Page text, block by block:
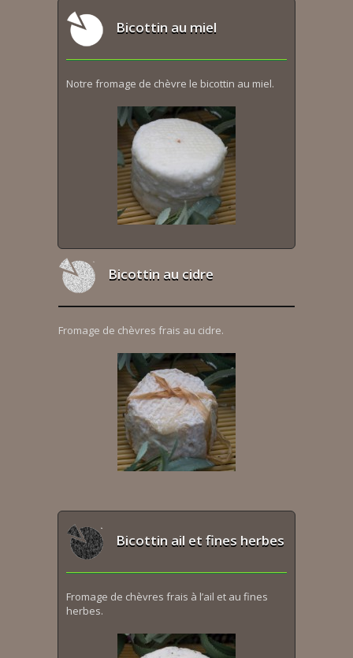
Bicottin au miel
Notre fromage de chèvre le bicottin au miel.
Bicottin au cidre
Fromage de chèvres frais au cidre.
Bicottin ail et fines herbes
Fromage de chèvres frais à l’ail et au fines
herbes.